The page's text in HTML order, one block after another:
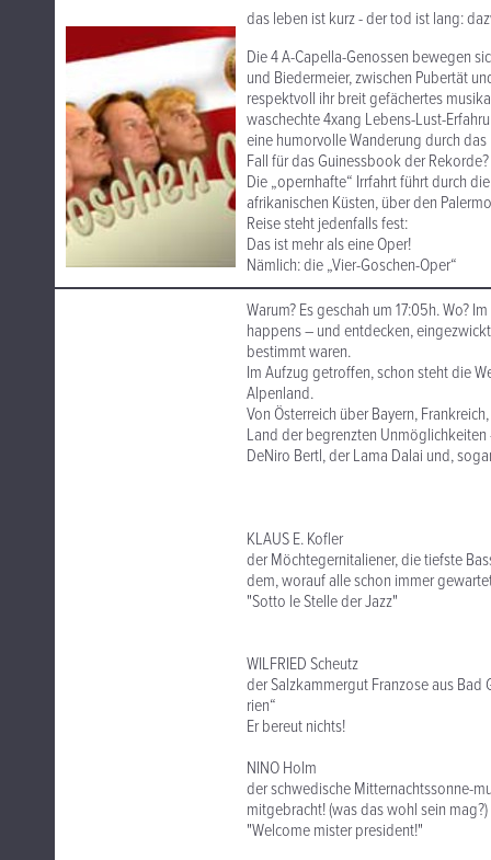
das leben ist kurz - der tod ist lang:
Die 4 A-Capella-Genossen bewegen
und Biedermeier, zwischen Pubertät
respektvoll ihr breit gefächertes
waschechte 4xang Lebens-Lust-
eine humorvolle Wanderung durch
Fall für das Guinessbook der Rekorde?
Die „opernhafte“ Irrfahrt führt durch
afrikanischen Küsten, über den
Reise steht jedenfalls fest:
Das ist mehr als eine Oper!
Nämlich: die „Vier-Goschen-Oper“
Warum? Es geschah um 17:05h. Wo?
happens – und entdecken,
bestimmt waren.
Im Aufzug getroffen, schon steht die
Alpenland.
Von Österreich über Bayern,
Land der begrenzten
DeNiro Bertl, der Lama Dalai und,
KLAUS E. Kofler
der Möchtegernitaliener, die tiefste
dem, worauf alle schon immer
"Sotto le Stelle der Jazz"
WILFRIED Scheutz
der Salzkammergut Franzose aus
rien“
Er bereut nichts!
NINO Holm
der schwedische Mitternachtssonne-
mitgebracht! (was das wohl sein mag?)
"Welcome mister president!"